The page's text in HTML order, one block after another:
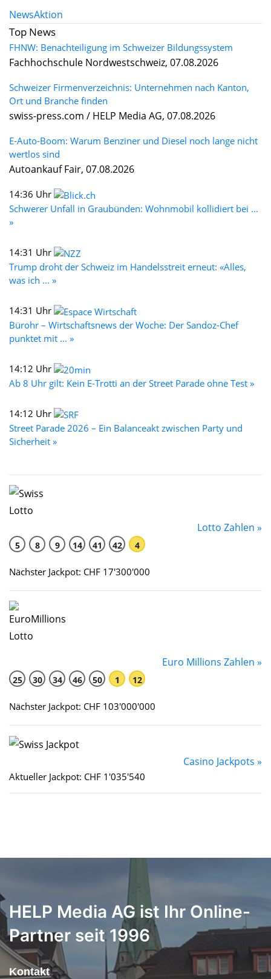
NewsAktion
Top News
FHNW: Benachteiligung im Schweizer Bildungssystem
Fachhochschule Nordwestschweiz, 07.08.2026
Schweizer Firmenverzeichnis: Unternehmen nach Kanton,
Ort und Branche finden
swiss-press.com / HELP Media AG, 07.08.2026
E-Auto-Boom: Warum Benziner und Diesel noch lange nicht
wertlos sind
Autoankauf Fair, 07.08.2026
14:36 Uhr
Schwerer Unfall in Graubünden: Wohnmobil kollidiert bei ...
»
14:31 Uhr
Trump droht der Schweiz im Handelsstreit erneut: «Alles,
was ich ... »
14:31 Uhr
Bürohr – Wirtschaftsnews der Woche: Der Sandoz-Chef
punktet mit ... »
14:12 Uhr
Ab 8 Uhr gilt: Kein E-Trotti an der Street Parade ohne Test »
14:12 Uhr
Street Parade 2026 – Ein Balanceakt zwischen Party und
Sicherheit »
Lotto Zahlen »
5 8 9 14 41 42 4
Nächster Jackpot: CHF 17'300'000
Euro Millions Zahlen »
25 30 34 46 50 1 12
Nächster Jackpot: CHF 103'000'000
Casino Jackpots »
Aktueller Jackpot: CHF 1'035'540
HELP Media AG ist Ihr Online-
Partner seit 1996
Kontakt